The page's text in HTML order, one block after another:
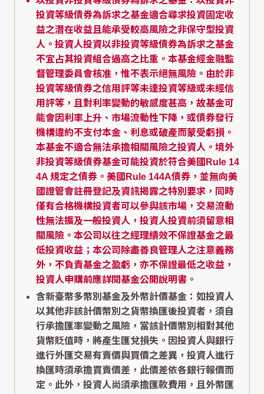
投資等級債券為訴求之基金適合尋求投資固定收
益之潛在收益且能承受較高風險之非保守型投資
人。投資人投資以非投資等級債券為訴求之基金
不宜占其投資組合過高之比重。本基金經金融監
督管理委員會核准，惟不表示絕無風險。由於非
投資等級債券之信用評等未達投資等級或未經信
用評等，且對利率變動的敏感度甚高，故基金可
能會因利率上升、市場流動性下降，或債券發行
機構違約不支付本金、利息或破產而蒙受虧損。
本基金不適合無法承擔相關風險之投資人。境外
非投資等級債券基金可能投資於符合美國Rule 14
4A 規定之債券。美國Rule 144A債券，並無向美
國證管會註冊登記及資訊揭露之特別要求，同時
僅有合格機構投資者可以參與該市場，交易流動
性無法擴及一般投資人，投資人投資前須留意相
關風險。本公司以往之經理績效不保證基金之最
低投資收益；本公司除盡善良管理人之注意義務
外，不負責基金之盈虧，亦不保證最低之收益，
投資人申購前應詳閱基金公開說明書。
含新臺幣多幣別基金及外幣計價基金：如投資人
以其他非該計價幣別之貨幣換匯後投資者，須自
行承擔匯率變動之風險，當該計價幣別相對其他
貨幣貶值時，將產生匯兌損失。因投資人與銀行
進行外匯交易有賣價與買價之差異，投資人進行
換匯時須承擔買賣價差，此價差依各銀行報價而
定。此外，投資人尚須承擔匯款費用，且外幣匯